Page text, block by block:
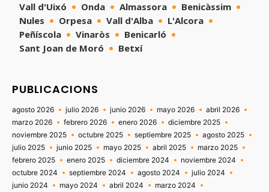
Vall d'Uixó
Onda Almassora
Benicàssim
Nules
Orpesa Vall d'Alba
L'Alcora
Peñíscola
Vinaròs
Benicarló
Sant Joan de Moró
Betxí
PUBLICACIONS
agosto 2026 julio 2026 junio 2026 mayo 2026
abril 2026
marzo 2026
febrero 2026 enero 2026
diciembre 2025
noviembre 2025
octubre 2025 septiembre 2025
agosto 2025
julio 2025
junio 2025 mayo 2025 abril 2025
marzo 2025
febrero 2025
enero 2025 diciembre 2024
noviembre 2024
octubre 2024
septiembre 2024 agosto 2024
julio 2024
junio 2024
mayo 2024 abril 2024
marzo 2024